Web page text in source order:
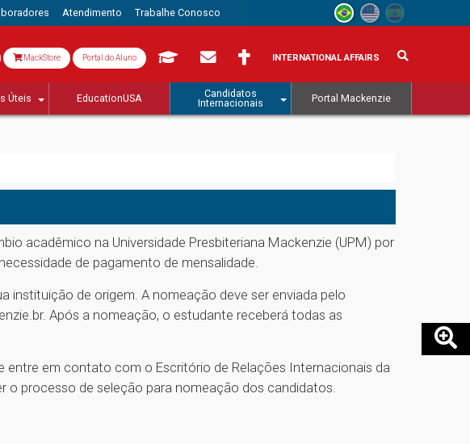
Atendimento Trabalhe Conosco
MackStore Portal do Aluno INTERNATIONAL AFFAIRS
Úteis EducationUSA
Candidatos
Internacionais
Portal Mackenzie
acadêmico na Universidade Presbiteriana Mackenzie (UPM) por
de pagamento de mensalidade.
instituição de origem. A nomeação deve ser enviada pelo
Após a nomeação, o estudante receberá todas as
entre em contato com o Escritório de Relações Internacionais da
o processo de seleção para nomeação dos candidatos.